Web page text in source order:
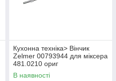
Кухонна техніка> Вінчик
Zelmer 00793944 для міксера
481.0210 ориг
В наявності